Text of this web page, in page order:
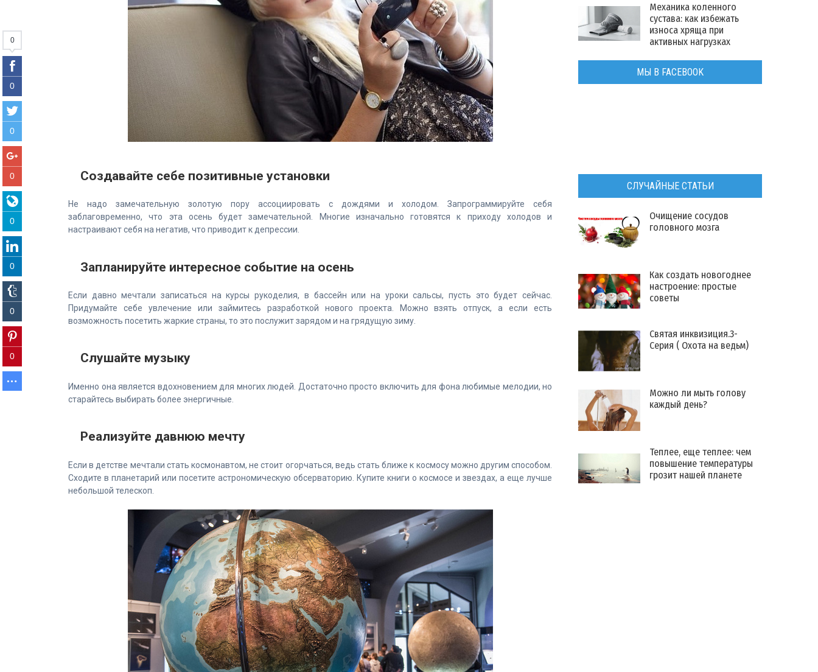
Создавайте себе позитивные установки
Не надо замечательную золотую пору ассоциировать с дождями и холодом. Запрограммируйте себя
заблаговременно, что эта осень будет замечательной. Многие изначально готовятся к приходу холодов и
настраивают себя на негатив, что приводит к депрессии.
Запланируйте интересное событие на осень
Если давно мечтали записаться на курсы рукоделия, в бассейн или на уроки сальсы, пусть это будет сейчас.
Придумайте себе увлечение или займитесь разработкой нового проекта. Можно взять отпуск, а если есть
возможность посетить жаркие страны, то это послужит зарядом и на грядущую зиму.
Слушайте музыку
Именно она является вдохновением для многих людей. Достаточно просто включить для фона любимые мелодии, но
старайтесь выбирать более энергичные.
Реализуйте давнюю мечту
Если в детстве мечтали стать космонавтом, не стоит огорчаться, ведь стать ближе к космосу можно другим способом.
Сходите в планетарий или посетите астрономическую обсерваторию. Купите книги о космосе и звездах, а еще лучше
небольшой телескоп.
Механика коленного
сустава: как избежать
износа хряща при
активных нагрузках
МЫ В FACEBOOK
СЛУЧАЙНЫЕ СТАТЬИ
Очищение сосудов
головного мозга
Как создать новогоднее
настроение: простые
советы
Святая инквизиция.3-
Серия ( Охота на ведьм)
Можно ли мыть голову
каждый день?
Теплее, еще теплее: чем
повышение температуры
грозит нашей планете
0
0
0
0
0
0
0
0